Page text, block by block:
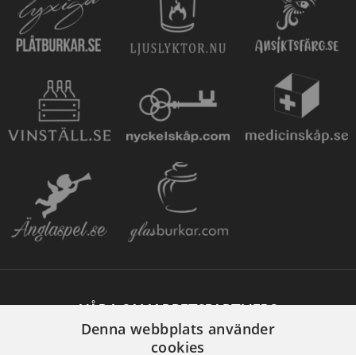
VÅRA SAMARBETSPARTNERS
Denna webbplats använder
cookies